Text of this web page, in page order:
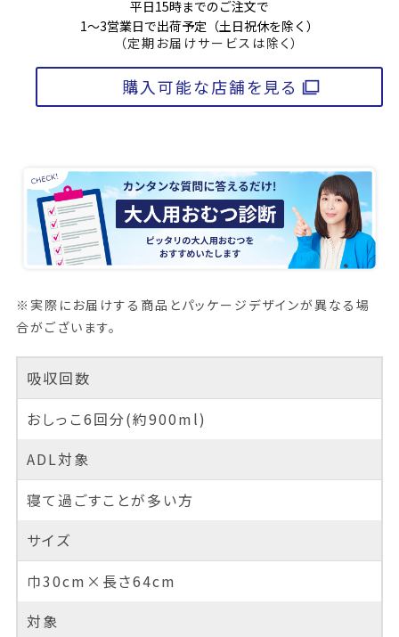
平日15時までのご注文で
1～3営業日で出荷予定（土日祝休を除く）
（定期お届けサービスは除く）
購入可能な店舗を見る
※実際にお届けする商品とパッケージデザインが異なる場
合がございます。
吸収回数
おしっこ6回分(約900ml)
ADL対象
寝て過ごすことが多い方
サイズ
巾30cm×長さ64cm
対象